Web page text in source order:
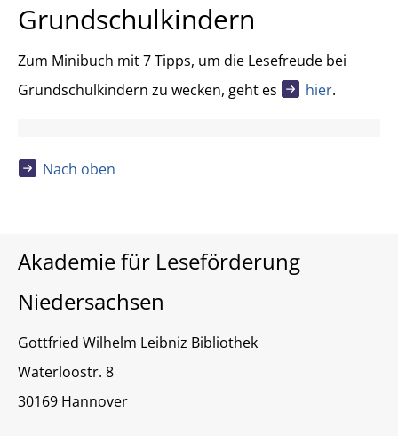
Grundschulkindern
Zum Minibuch mit 7 Tipps, um die Lesefreude bei
Grundschulkindern zu wecken, geht es
hier.
Nach oben
Akademie für Leseförderung
Niedersachsen
Gottfried Wilhelm Leibniz Bibliothek
Waterloostr. 8
30169 Hannover